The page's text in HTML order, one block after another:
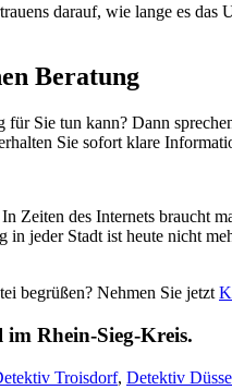
darauf, wie lange es
Beratung
Sie tun kann? Dann
Sie sofort klare
Zeiten des Internets braucht
jeder Stadt ist heute nicht
begrüßen? Nehmen Sie jetzt
Rhein-Sieg-Kreis.
Troisdorf, Detektiv